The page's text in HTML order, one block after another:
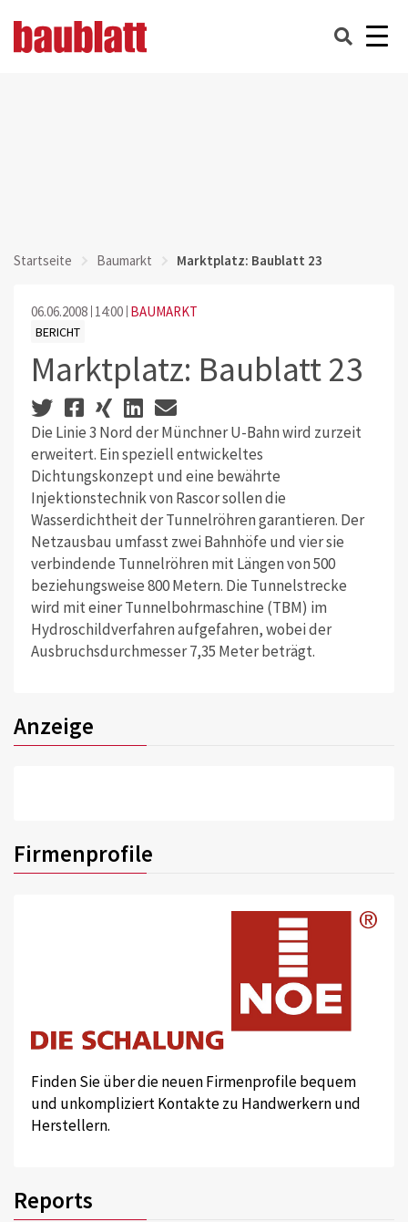
Startseite Baumarkt Marktplatz: Baublatt 23
06.06.2008 14:00 BAUMARKT
BERICHT
Marktplatz: Baublatt 23
Die Linie 3 Nord der Münchner U-Bahn wird zurzeit
erweitert. Ein speziell entwickeltes
Dichtungskonzept und eine bewährte
Injektionstechnik von Rascor sollen die
Wasserdichtheit der Tunnelröhren garantieren. Der
Netzausbau umfasst zwei Bahnhöfe und vier sie
verbindende Tunnelröhren mit Längen von 500
beziehungsweise 800 Metern. Die Tunnelstrecke
wird mit einer Tunnelbohrmaschine (TBM) im
Hydroschildverfahren aufgefahren, wobei der
Ausbruchsdurchmesser 7,35 Meter beträgt.
Anzeige
Firmenprofile
Finden Sie über die neuen Firmenprofile bequem
und unkompliziert Kontakte zu Handwerkern und
Herstellern.
Reports